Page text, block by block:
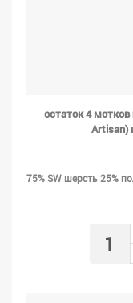
остаток 4
Artisan)
75% SW шерсть 25%